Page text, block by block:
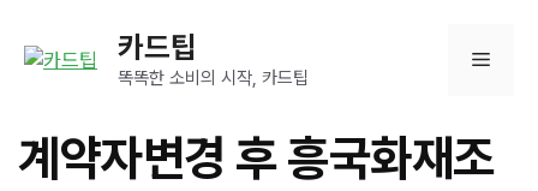
카드팁
똑똑한 소비의 시작, 카드팁
메
계약자변경 후 흥국화재조